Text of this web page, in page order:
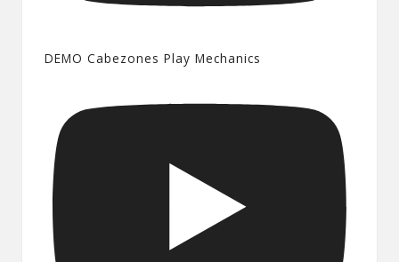
DEMO Cabezones Play Mechanics